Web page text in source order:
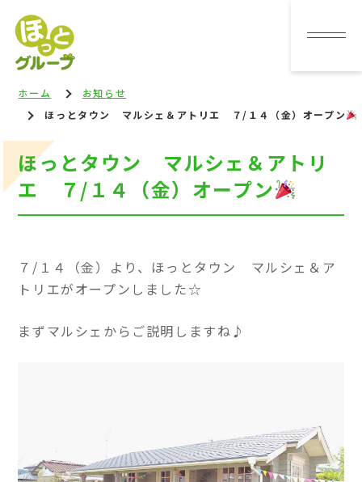
ホーム
お知らせ
ほっとタウン マルシェ＆アトリエ ７/１４（金）オープン
ほっとタウン マルシェ＆アトリ
エ ７/１４（金）オープン
７/１４（金）より、ほっとタウン マルシェ＆ア
トリエがオープンしました☆
まずマルシェからご説明しますね♪